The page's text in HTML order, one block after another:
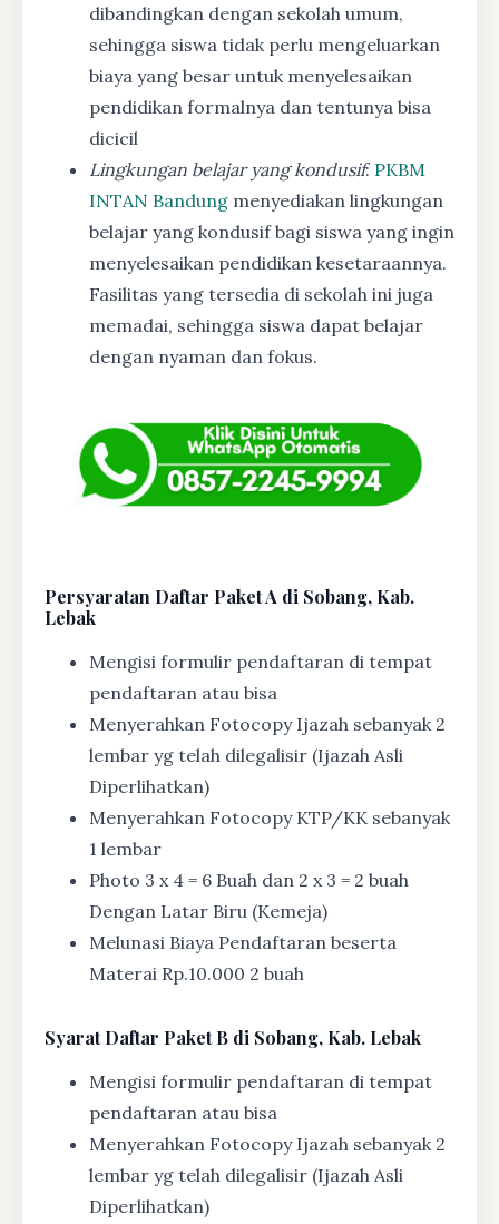
dibandingkan dengan sekolah umum,
sehingga siswa tidak perlu mengeluarkan
biaya yang besar untuk menyelesaikan
pendidikan formalnya dan tentunya bisa
dicicil
Lingkungan belajar yang kondusif: PKBM
INTAN Bandung menyediakan lingkungan
belajar yang kondusif bagi siswa yang ingin
menyelesaikan pendidikan kesetaraannya.
Fasilitas yang tersedia di sekolah ini juga
memadai, sehingga siswa dapat belajar
dengan nyaman dan fokus.
Persyaratan Daftar Paket A di Sobang, Kab.
Lebak
Mengisi formulir pendaftaran di tempat
pendaftaran atau bisa
Menyerahkan Fotocopy Ijazah sebanyak 2
lembar yg telah dilegalisir (Ijazah Asli
Diperlihatkan)
Menyerahkan Fotocopy KTP/KK sebanyak
1 lembar
Photo 3 x 4 = 6 Buah dan 2 x 3 = 2 buah
Dengan Latar Biru (Kemeja)
Melunasi Biaya Pendaftaran beserta
Materai Rp.10.000 2 buah
SyaratDaftar Paket B di Sobang, Kab. Lebak
Mengisi formulir pendaftaran di tempat
pendaftaran atau bisa
Menyerahkan Fotocopy Ijazah sebanyak 2
lembar yg telah dilegalisir (Ijazah Asli
Diperlihatkan)